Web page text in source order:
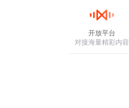
开放平台
对接海量精彩内容